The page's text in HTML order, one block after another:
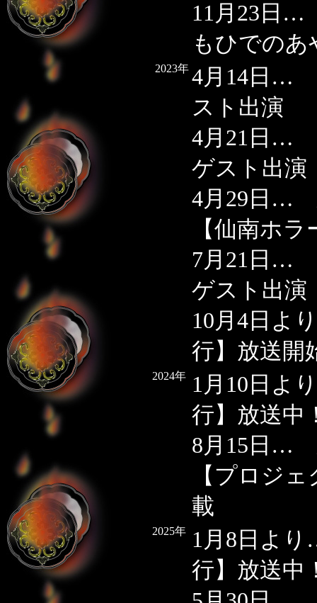
11月23日…
もひでのあ
2023年 4月14日…
スト出演
4月21日…
ゲスト出演
4月29日…
【仙南ホ
7月21日…
ゲスト出演
10月4日よ
行】放送開
2024年 1月10日よ
行】放送中
8月15日…
【プロジ
載
2025年 1月8日よ
行】放送中